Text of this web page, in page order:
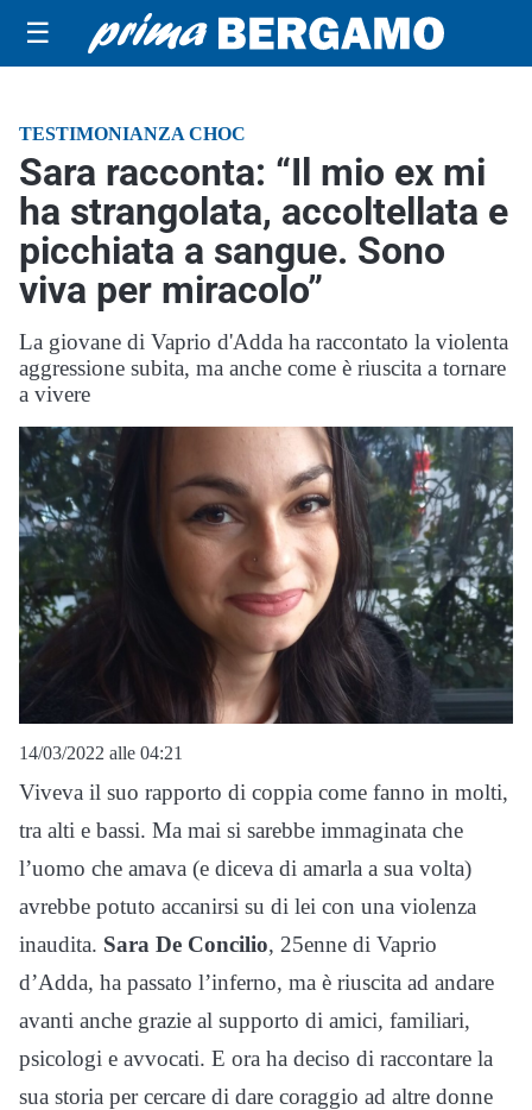
☰
TESTIMONIANZA CHOC
Sara racconta: “Il mio ex mi
ha strangolata, accoltellata e
picchiata a sangue. Sono
viva per miracolo”
La giovane di Vaprio d'Adda ha raccontato la violenta
aggressione subita, ma anche come è riuscita a tornare
a vivere
14/03/2022 alle 04:21
Viveva il suo rapporto di coppia come fanno in molti,
tra alti e bassi. Ma mai si sarebbe immaginata che
l’uomo che amava (e diceva di amarla a sua volta)
avrebbe potuto accanirsi su di lei con una violenza
inaudita. Sara De Concilio, 25enne di Vaprio
d’Adda, ha passato l’inferno, ma è riuscita ad andare
avanti anche grazie al supporto di amici, familiari,
psicologi e avvocati. E ora ha deciso di raccontare la
sua storia per cercare di dare coraggio ad altre donne